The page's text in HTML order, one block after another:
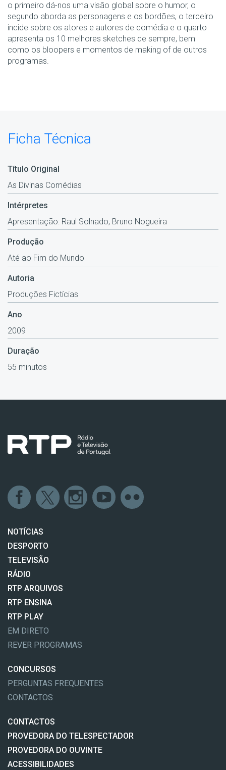
o primeiro dá-nos uma visão global sobre o humor, o
segundo aborda as personagens e os bordões, o terceiro
incide sobre os atores e autores de comédia e o quarto
apresenta os 10 melhores sketches de sempre, bem
como os bloopers e momentos de making of de outros
programas.
Ficha Técnica
Título Original
As Divinas Comédias
Intérpretes
Apresentação: Raul Solnado, Bruno Nogueira
Produção
Até ao Fim do Mundo
Autoria
Produções Fictícias
Ano
2009
Duração
55 minutos
NOTÍCIAS
DESPORTO
TELEVISÃO
RÁDIO
RTP ARQUIVOS
RTP ENSINA
RTP PLAY
EM DIRETO
REVER PROGRAMAS
CONCURSOS
PERGUNTAS FREQUENTES
CONTACTOS
CONTACTOS
PROVEDORA DO TELESPECTADOR
PROVEDORA DO OUVINTE
ACESSIBILIDADES